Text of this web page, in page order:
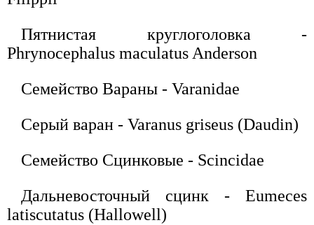
Пятнистая круглоголовка -
Phrynocephalus maculatus Anderson
Семейство Вараны - Varanidae
Серый варан - Varanus griseus (Daudin)
Семейство Сцинковые - Scincidae
Дальневосточный сцинк - Eumeces
latiscutatus (Hallowell)